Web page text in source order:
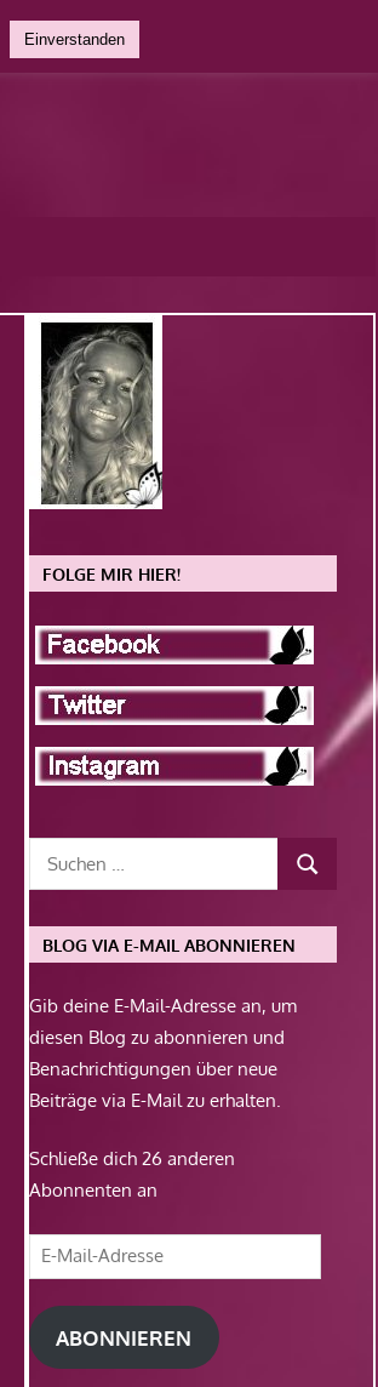
FOLGE MIR HIER!
BLOG VIA E-MAIL ABONNIEREN
Gib deine E-Mail-Adresse an, um
diesen Blog zu abonnieren und
Benachrichtigungen über neue
Beiträge via E-Mail zu erhalten.
Schließe dich 26 anderen
Abonnenten an
E-
Mail-
Adresse
ABONNIEREN
Einverstanden